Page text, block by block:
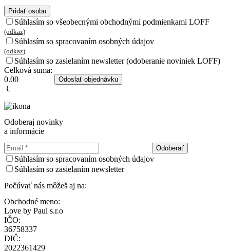
Pridať osobu
Súhlasím so všeobecnými obchodnými podmienkami LOFF
(odkaz)
Súhlasím so spracovaním osobných údajov
(odkaz)
Súhlasím so zasielaním newsletter (odoberanie noviniek LOFF)
Celková suma:
0.00
€
Odoslať objednávku
Odoberaj novinky
a informácie
Odoberať
Súhlasím so spracovaním osobných údajov
Súhlasím so zasielaním newsletter
Počúvať nás môžeš aj na:
Obchodné meno:
Love by Paul s.r.o
IČO:
36758337
DIČ:
2022361429